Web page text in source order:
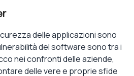
delle applicazioni sono
del software sono tra i
nei confronti delle aziende,
delle vere e proprie sfide